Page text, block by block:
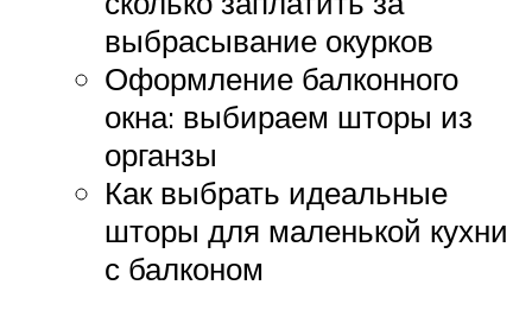
выбрасывание окурков
Оформление балконного
окна: выбираем шторы из
органзы
Как выбрать идеальные
шторы для маленькой кухни
с балконом